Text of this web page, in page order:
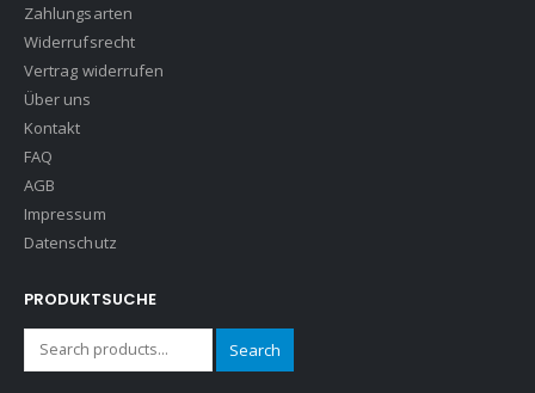
Zahlungsarten
Widerrufsrecht
Vertrag widerrufen
Über uns
Kontakt
FAQ
AGB
Impressum
Datenschutz
PRODUKTSUCHE
Search